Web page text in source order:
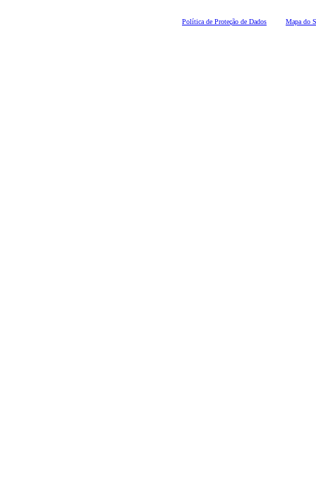
Política de Proteção de Dados Mapa do